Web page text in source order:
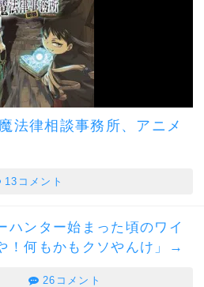
法律相談事務所、アニメ
13コメント
ハンター始まった頃のワイ
！何もかもクソやんけ」→
26コメント